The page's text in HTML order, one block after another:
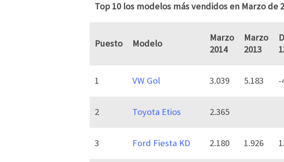
Top 10 los modelos más vendidos en Marzo de
Puesto Modelo
Marzo
2014
Marzo
2013
1 VW Gol 3.039 5.183 -
2 Toyota Etios 2.365
3 Ford Fiesta KD 2.180 1.926